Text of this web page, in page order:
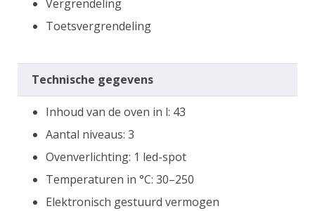
Vergrendeling
Toetsvergrendeling
Technische gegevens
Inhoud van de oven in l: 43
Aantal niveaus: 3
Ovenverlichting: 1 led-spot
Temperaturen in °C: 30–250
Elektronisch gestuurd vermogen